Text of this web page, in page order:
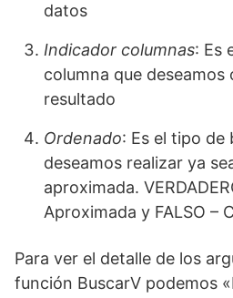
datos
Indicador columnas: Es
columna que
resultado
Ordenado: Es el tipo de
deseamos realizar ya
aproximada.
Aproximada y FALSO –
Para ver el detalle de los
función BuscarV podemos